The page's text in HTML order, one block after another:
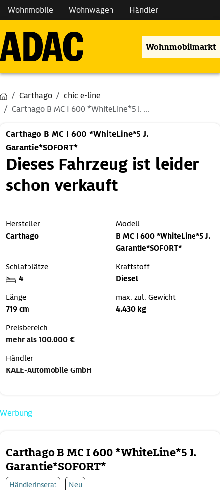
Wohnmobile Wohnwagen Händler
Wohnmobilmarkt
Carthago
chic e-line
Carthago B MC I 600 *WhiteLine*5 J. ...
Carthago B MC I 600 *WhiteLine*5 J.
Garantie*SOFORT*
Händlerinserat Neu
Carthago B MC I 600 *WhiteLine*5 J.
Garantie*SOFORT*
Dieses Fahrzeug ist leider
schon verkauft
Hersteller
Carthago
Modell
B MC I 600 *WhiteLine*5 J.
Garantie*SOFORT*
Schlafplätze
4
Kraftstoff
Diesel
Länge
719 cm
max. zul. Gewicht
4.430 kg
Preisbereich
mehr als 100.000 €
Händler
KALE-Automobile GmbH
Werbung